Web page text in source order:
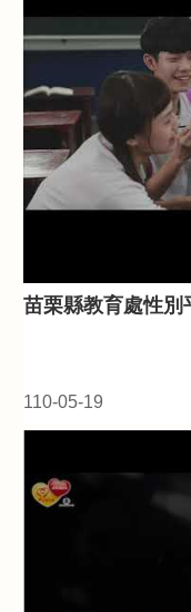
苗栗縣教育處性別
110-05-19